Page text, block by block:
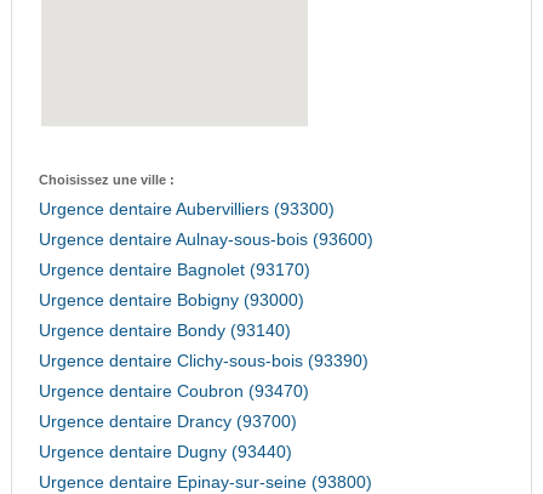
Choisissez une ville :
Urgence dentaire Aubervilliers (93300)
Urgence dentaire Aulnay-sous-bois (93600)
Urgence dentaire Bagnolet (93170)
Urgence dentaire Bobigny (93000)
Urgence dentaire Bondy (93140)
Urgence dentaire Clichy-sous-bois (93390)
Urgence dentaire Coubron (93470)
Urgence dentaire Drancy (93700)
Urgence dentaire Dugny (93440)
Urgence dentaire Epinay-sur-seine (93800)